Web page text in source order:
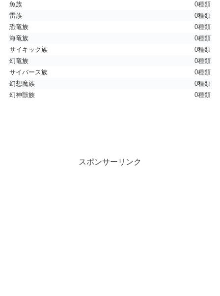
魚族
0種類
雷族
0種類
恐竜族
0種類
海竜族
0種類
サイキック族
0種類
幻竜族
0種類
サイバース族
0種類
幻想魔族
0種類
幻神獣族
0種類
スポンサーリンク